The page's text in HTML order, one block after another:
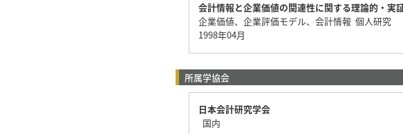
会計情報と企業価値の関連性に関する理論的・実
企業価値、企業評価モデル、会計情報 個人研究
1998年04月
所属学協会
日本会計研究学会
国内